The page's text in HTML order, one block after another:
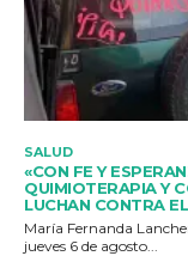
SALUD
«CON FE Y
QUIMIOTERAPIA Y
LUCHAN CONTRA
María Fernanda
jueves 6 de agosto...